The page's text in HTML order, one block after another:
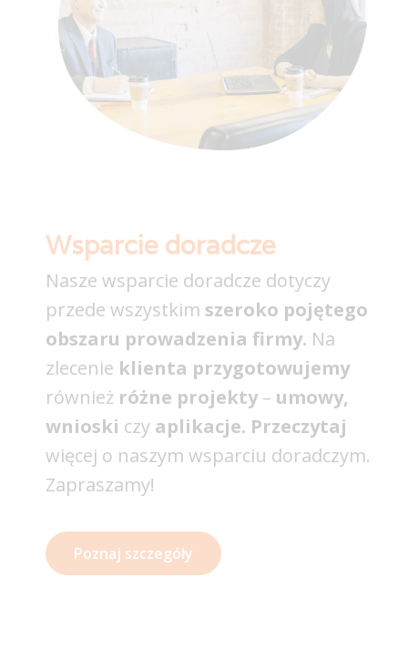
Wsparcie doradcze
Nasze wsparcie doradcze dotyczy
przede wszystkim szeroko pojętego
obszaru prowadzenia firmy. Na
zlecenie klienta przygotowujemy
również różne projekty– umowy,
wnioski czy aplikacje. Przeczytaj
więcej o naszym wsparciu doradczym.
Zapraszamy!
Poznaj szczegóły